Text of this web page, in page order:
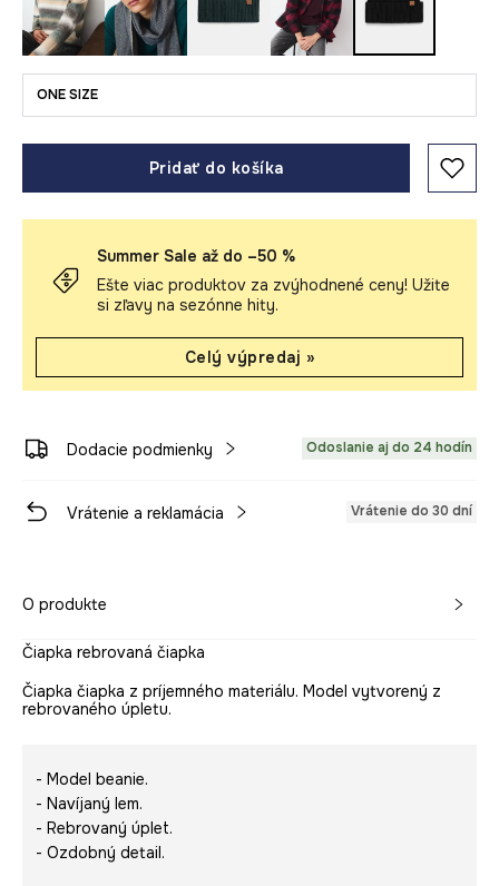
ONE SIZE
Pridať do košíka
Summer Sale až do –50 %
Ešte viac produktov za zvýhodnené ceny! Užite
si zľavy na sezónne hity.
Celý výpredaj »
Dodacie podmienky Odoslanie aj do 24 hodín
Vrátenie a reklamácia Vrátenie do 30 dní
O produkte
Čiapka rebrovaná čiapka
Čiapka čiapka z príjemného materiálu. Model vytvorený z
rebrovaného úpletu.
- Model beanie.
- Navíjaný lem.
- Rebrovaný úplet.
- Ozdobný detail.